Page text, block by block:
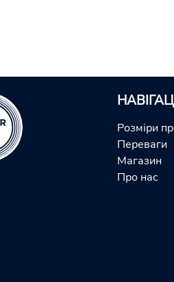
Розміри
Переваги
Магазин
Про нас